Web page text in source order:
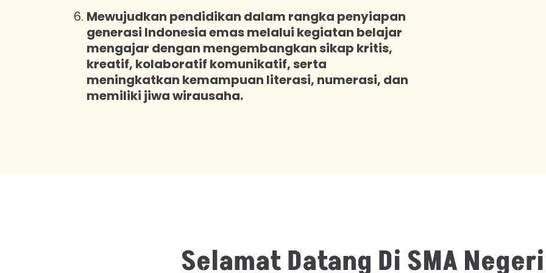
Mewujudkan pendidikan dalam rangka penyiapan
generasi Indonesia emas melalui kegiatan belajar
mengajar dengan mengembangkan sikap kritis,
kreatif, kolaboratif komunikatif, serta
meningkatkan kemampuan literasi, numerasi, dan
memiliki jiwa wirausaha.
Selamat Datang Di SMA